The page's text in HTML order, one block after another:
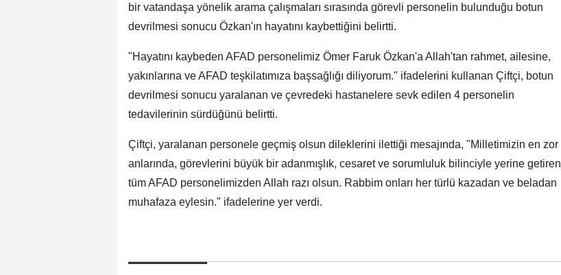
bir vatandaşa yönelik arama çalışmaları sırasında görevli personelin bulunduğu botun
devrilmesi sonucu Özkan'ın hayatını kaybettiğini belirtti.
"Hayatını kaybeden AFAD personelimiz Ömer Faruk Özkan'a Allah'tan rahmet, ailesine,
yakınlarına ve AFAD teşkilatımıza başsağlığı diliyorum." ifadelerini kullanan Çiftçi, botun
devrilmesi sonucu yaralanan ve çevredeki hastanelere sevk edilen 4 personelin
tedavilerinin sürdüğünü belirtti.
Çiftçi, yaralanan personele geçmiş olsun dileklerini ilettiği mesajında, "Milletimizin en zor
anlarında, görevlerini büyük bir adanmışlık, cesaret ve sorumluluk bilinciyle yerine getiren
tüm AFAD personelimizden Allah razı olsun. Rabbim onları her türlü kazadan ve beladan
muhafaza eylesin." ifadelerine yer verdi.